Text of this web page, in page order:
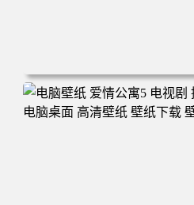
电脑壁纸 大侦探皮卡丘 电影 动
桌面 高清壁纸 壁纸下载 壁纸大